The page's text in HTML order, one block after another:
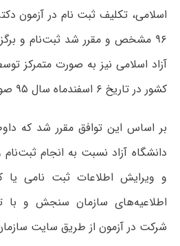
۹۶ مشخص و مقرر شد ثبت‌نام و
آزاد اسلامی نیز به صورت متمرکز
کشور در تاریخ ۶ اسفندماه سال ۹۵ صورت پذیرد.
بر اساس این توافق مقرر شد که
دانشگاه آزاد نسبت به انجام
و ویرایش اطلاعات ثبت نامی یا
اطلاعیه‌های سازمان سنجش و با
شرکت در آزمون از طریق سایت